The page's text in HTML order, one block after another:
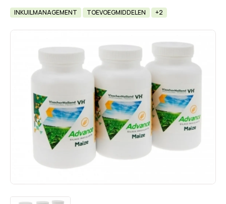
INKUILMANAGEMENT TOEVOEGMIDDELEN +2